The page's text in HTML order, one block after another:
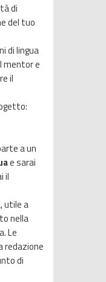
di
del tuo
di lingua
mentor e
il
a un
e sarai
il
utile a
nella
Le
redazione
di